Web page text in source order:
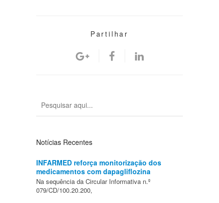
Partilhar
Notícias Recentes
INFARMED reforça monitorização dos
medicamentos com dapagliflozina
Na sequência da Circular Informativa n.º
079/CD/100.20.200,